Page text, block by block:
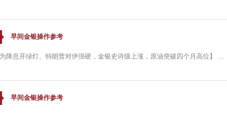
早间金银操作参考
为降息开绿灯、特朗普对伊强硬，金银史诗级上涨，原油突破四个月高位】 ...
早间金银操作参考